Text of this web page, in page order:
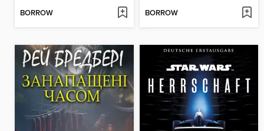
BORROW BORROW